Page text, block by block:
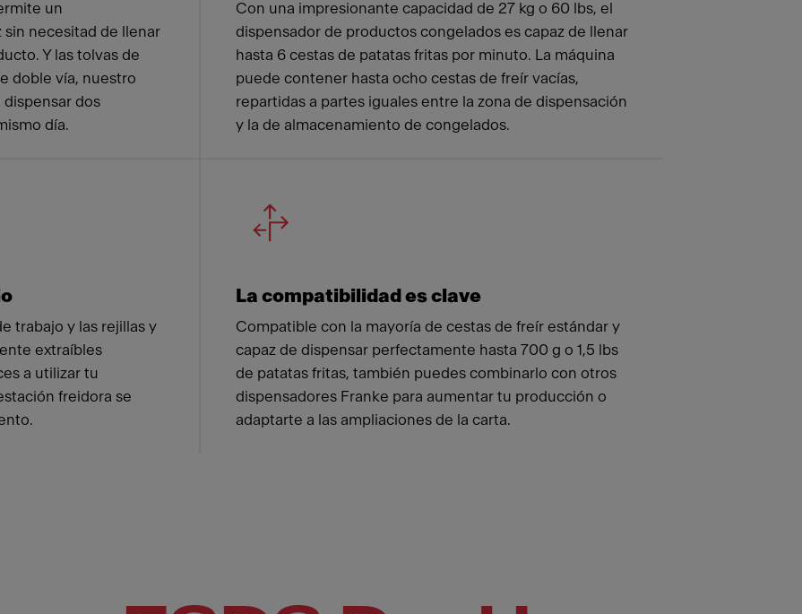
un
necesitad de llenar
Y las tolvas de
doble vía, nuestro
dos
día.
Con una impresionante capacidad de 27 kg o 60 lbs, el
dispensador de productos congelados es capaz de llenar
hasta 6 cestas de patatas fritas por minuto. La máquina
puede contener hasta ocho cestas de freír vacías,
repartidas a partes iguales entre la zona de dispensación
y la de almacenamiento de congelados.
trabajo y las rejillas y
extraíbles
a utilizar tu
freidora se
La compatibilidad es clave
Compatible con la mayoría de cestas de freír estándar y
capaz de dispensar perfectamente hasta 700 g o 1,5 lbs
de patatas fritas, también puedes combinarlo con otros
dispensadores Franke para aumentar tu producción o
adaptarte a las ampliaciones de la carta.